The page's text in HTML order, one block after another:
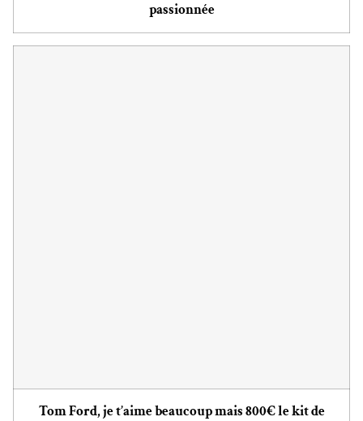
passionnée
Tom Ford, je t’aime beaucoup mais 800€ le kit de